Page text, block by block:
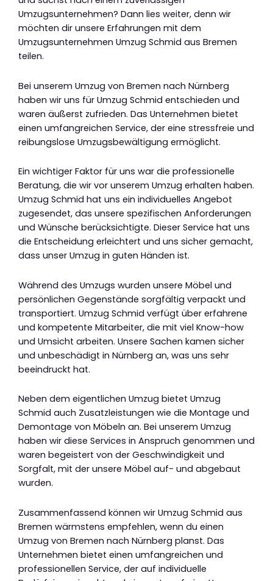
Umzugsunternehmen? Dann lies weiter, denn wir
möchten dir unsere Erfahrungen mit dem
Umzugsunternehmen Umzug Schmid aus Bremen
teilen.
Bei unserem Umzug von Bremen nach Nürnberg
haben wir uns für Umzug Schmid entschieden und
waren äußerst zufrieden. Das Unternehmen bietet
einen umfangreichen Service, der eine stressfreie und
reibungslose Umzugsbewältigung ermöglicht.
Ein wichtiger Faktor für uns war die professionelle
Beratung, die wir vor unserem Umzug erhalten haben.
Umzug Schmid hat uns ein individuelles Angebot
zugesendet, das unsere spezifischen Anforderungen
und Wünsche berücksichtigte. Dieser Service hat uns
die Entscheidung erleichtert und uns sicher gemacht,
dass unser Umzug in guten Händen ist.
Während des Umzugs wurden unsere Möbel und
persönlichen Gegenstände sorgfältig verpackt und
transportiert. Umzug Schmid verfügt über erfahrene
und kompetente Mitarbeiter, die mit viel Know-how
und Umsicht arbeiten. Unsere Sachen kamen sicher
und unbeschädigt in Nürnberg an, was uns sehr
beeindruckt hat.
Neben dem eigentlichen Umzug bietet Umzug
Schmid auch Zusatzleistungen wie die Montage und
Demontage von Möbeln an. Bei unserem Umzug
haben wir diese Services in Anspruch genommen und
waren begeistert von der Geschwindigkeit und
Sorgfalt, mit der unsere Möbel auf- und abgebaut
wurden.
Zusammenfassend können wir Umzug Schmid aus
Bremen wärmstens empfehlen, wenn du einen
Umzug von Bremen nach Nürnberg planst. Das
Unternehmen bietet einen umfangreichen und
professionellen Service, der auf individuelle